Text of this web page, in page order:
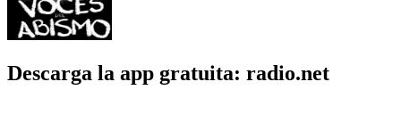
Descarga la app gratuita: radio.net